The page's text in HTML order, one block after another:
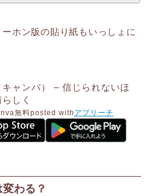
ホン版の貼り紙もいっしょに
ャンバ） – 信じられないほ
しく
無料posted with アプリーチ
わる？